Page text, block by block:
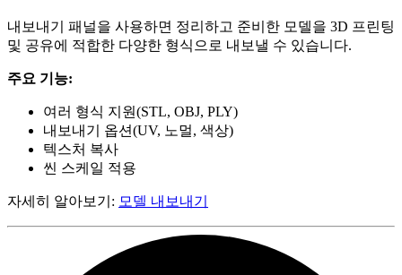
내보내기 패널을 사용하면 정리하고 준비한 모델을 3D 프린팅
및 공유에 적합한 다양한 형식으로 내보낼 수 있습니다.
주요 기능:
여러 형식 지원(STL, OBJ, PLY)
내보내기 옵션(UV, 노멀, 색상)
텍스처 복사
씬 스케일 적용
자세히 알아보기: 모델 내보내기